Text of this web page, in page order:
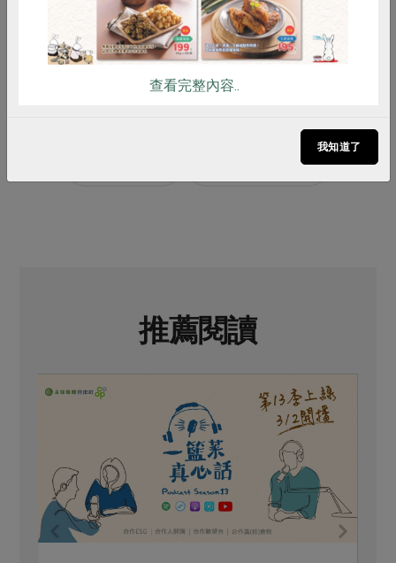
合作社
HomeStay
主婦聯盟好姊妹-基金會與合作
特輯｜從頭述說：
關於北倉空間優化的那些事
# 一籃菜真心話
推薦閱讀
查看完整內容..
我知道了